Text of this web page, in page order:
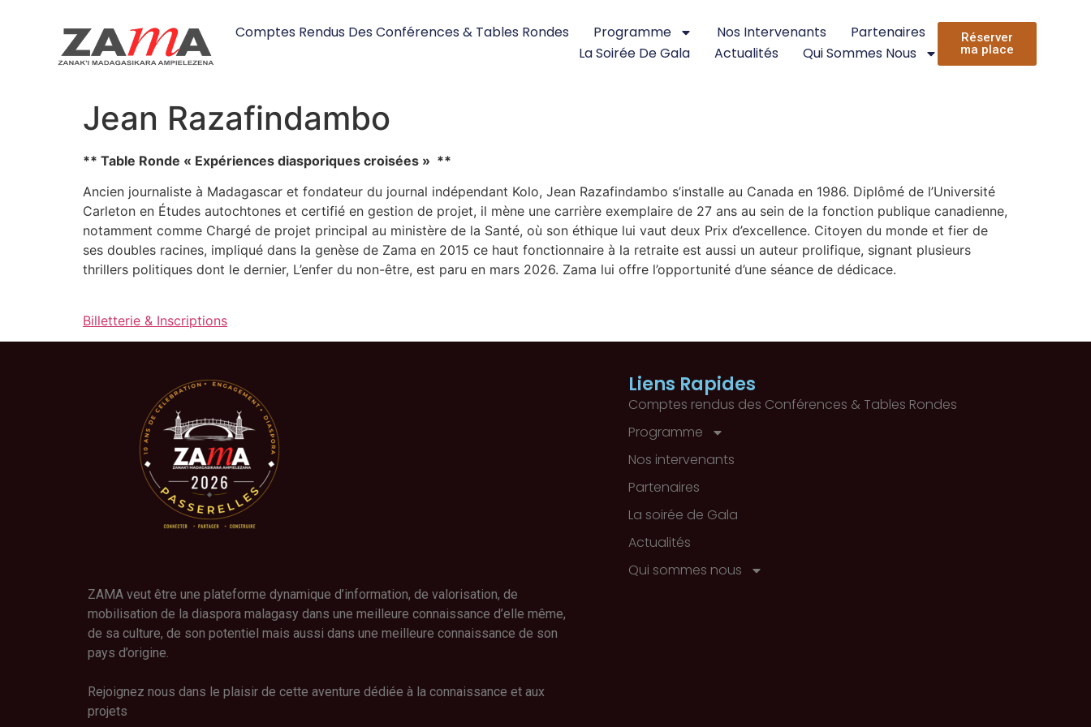
Comptes Rendus Des Conférences & Tables Rondes Programme Nos Intervenants
Partenaires
La Soirée De Gala
Actualités Qui Sommes Nous
Réserver
ma place
Jean Razafindambo
** Table Ronde « Expériences diasporiques croisées » **
Ancien journaliste à Madagascar et fondateur du journal indépendant Kolo, Jean Razafindambo s’installe au Canada en 1986. Diplômé de l’Université
Carleton en Études autochtones et certifié en gestion de projet, il mène une carrière exemplaire de 27 ans au sein de la fonction publique canadienne,
notamment comme Chargé de projet principal au ministère de la Santé, où son éthique lui vaut deux Prix d’excellence. Citoyen du monde et fier de
ses doubles racines, impliqué dans la genèse de Zama en 2015 ce haut fonctionnaire à la retraite est aussi un auteur prolifique, signant plusieurs
thrillers politiques dont le dernier, L’enfer du non-être, est paru en mars 2026. Zama lui offre l’opportunité d’une séance de dédicace.
Billetterie & Inscriptions
ZAMA veut être une plateforme dynamique d’information, de valorisation, de
mobilisation de la diaspora malagasy dans une meilleure connaissance d’elle même,
de sa culture, de son potentiel mais aussi dans une meilleure connaissance de son
pays d’origine.
Rejoignez nous dans le plaisir de cette aventure dédiée à la connaissance et aux
projets
Liens Rapides
Comptes rendus des Conférences & Tables Rondes
Programme
Nos intervenants
Partenaires
La soirée de Gala
Actualités
Qui sommes nous